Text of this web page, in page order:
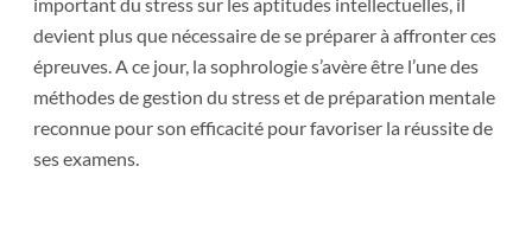
devient plus que nécessaire de se préparer à affronter ces
épreuves. A ce jour, la sophrologie s’avère être l’une des
méthodes de gestion du stress et de préparation mentale
reconnue pour son efficacité pour favoriser la réussite de
ses examens.